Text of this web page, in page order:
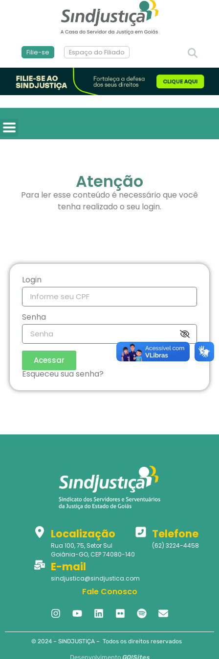
Filie-se Espaço do Filiado
Atenção
Para ler esse conteúdo é necessário que você
tenha realizado o seu login.
Login
Senha
Acessar
Esqueceu sua senha?
Localização
Rua 100, 75, Setor Sul
Goiânia-GO, CEP 74080-140
Telefone
(62) 3224-4458
E-mail
sindjustica@sindjustica.com
Fale Conosco
© 2024 – SINDJUSTIÇA – Todos os direitos reservados
Desenvolvimento GO!Sites